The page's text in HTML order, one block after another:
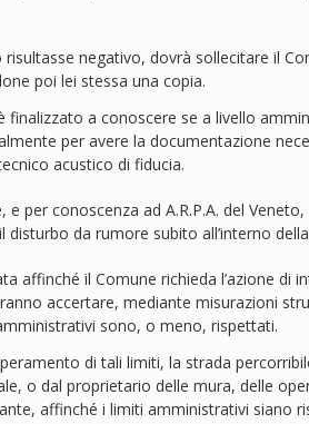
negativo, dovrà sollecitare il
poi lei stessa una copia.
finalizzato a conoscere se a livello
per avere la documentazione
acustico di fiducia.
e per conoscenza ad A.R.P.A. del
disturbo da rumore subito all’interno
affinché il Comune richieda l’azione di
accertare, mediante misurazioni
sono, o meno, rispettati.
di tali limiti, la strada
o dal proprietario delle mura, delle
affinché i limiti amministrativi siano